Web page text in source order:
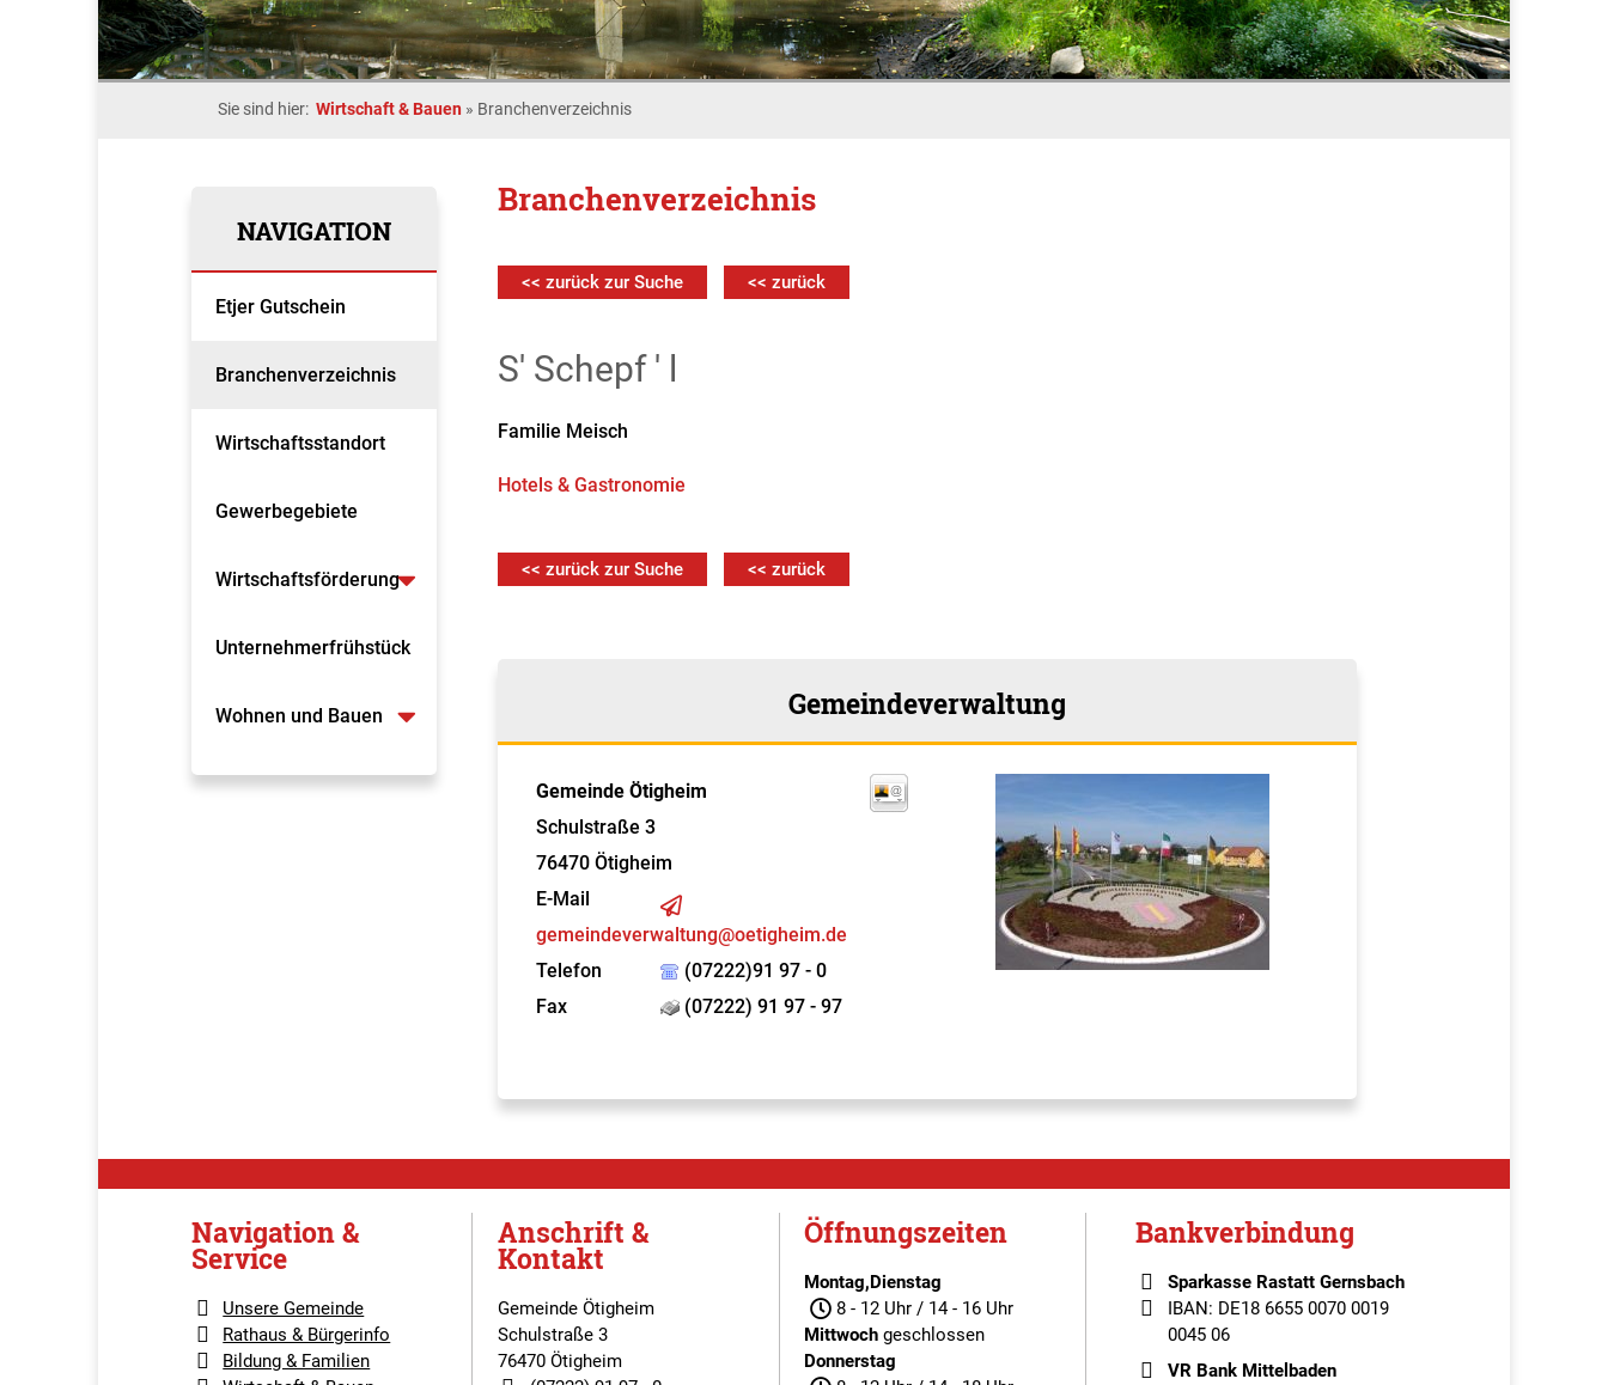
Sie sind hier: Wirtschaft & Bauen » Branchenverzeichnis
NAVIGATION
Etjer Gutschein
Branchenverzeichnis
Wirtschaftsstandort
Gewerbegebiete
Wirtschaftsförderung
Unternehmerfrühstück
Wohnen und Bauen
Branchenverzeichnis
<< zurück zur Suche << zurück
S' Schepf ' l
Familie Meisch
Hotels & Gastronomie
<< zurück zur Suche << zurück
Gemeindeverwaltung
Gemeinde Ötigheim
Schulstraße 3
76470 Ötigheim
E-Mail
gemeindeverwaltung@oetigheim.de
Telefon
(07222)91 97 - 0
Fax
(07222) 91 97 - 97
Navigation &
Service
Unsere Gemeinde
Rathaus & Bürgerinfo
Bildung & Familien
Anschrift &
Kontakt
Gemeinde Ötigheim
Schulstraße 3
76470 Ötigheim
Öffnungszeiten
Montag,Dienstag
8 - 12 Uhr / 14 - 16 Uhr
Mittwoch geschlossen
Donnerstag
Bankverbindung
Sparkasse Rastatt Gernsbach
IBAN: DE18 6655 0070 0019
0045 06
VR Bank Mittelbaden